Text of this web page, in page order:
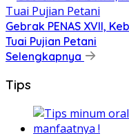
Gebrak PENAS XVII,
Tuai Pujian Petani
Selengkapnya
Tips